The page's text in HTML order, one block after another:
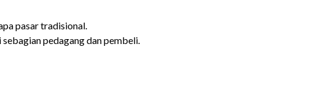
pasar tradisional.
pedagang dan pembeli.